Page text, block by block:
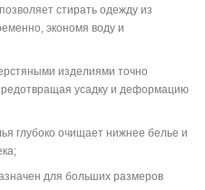
стирать одежду из
экономя воду и
изделиями точно
усадку и деформацию
глубоко очищает нижнее белье и
для больших размеров